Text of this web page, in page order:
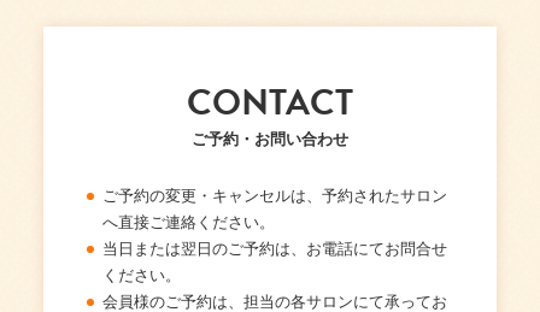
CONTACT
ご予約・お問い合わせ
ご予約の変更・キャンセルは、予約されたサロン
へ直接ご連絡ください。
当日または翌日のご予約は、お電話にてお問合せ
ください。
会員様のご予約は、担当の各サロンにて承ってお